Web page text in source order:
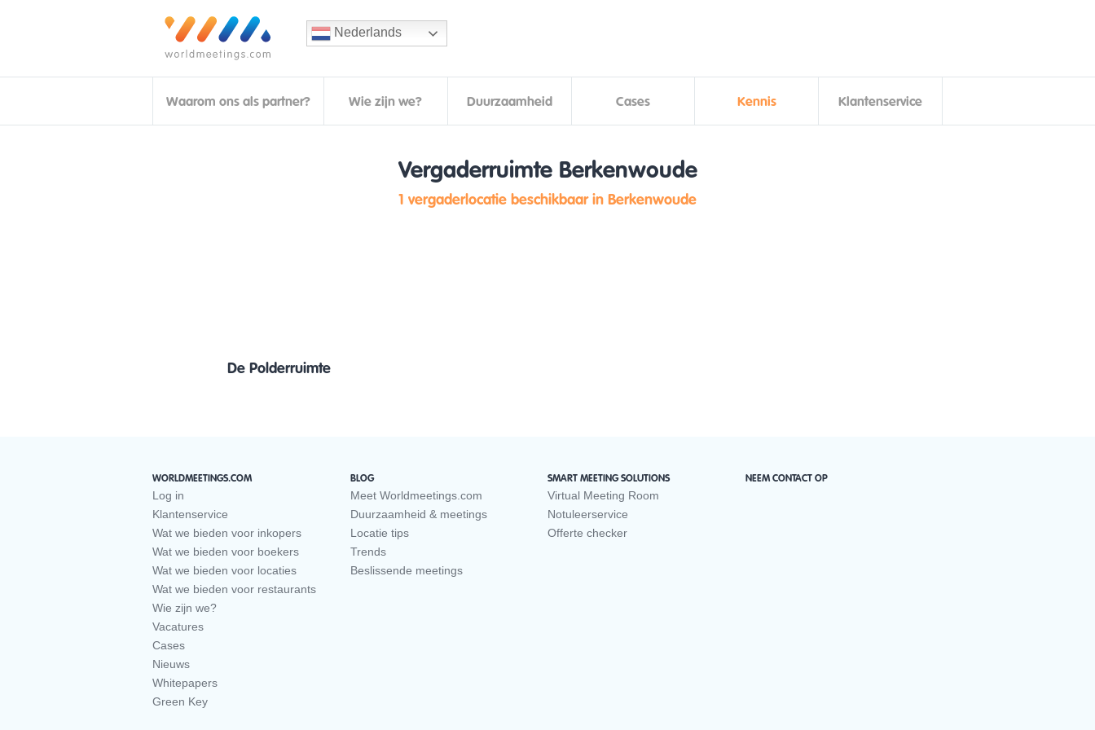
Nederlands
Waarom ons als partner? Wie zijn we? Duurzaamheid Cases Kennis Klantenservice
Vergaderruimte Berkenwoude
1 vergaderlocatie beschikbaar in Berkenwoude
De Polderruimte
WORLDMEETINGS.COM
Log in
Klantenservice
Wat we bieden voor inkopers
Wat we bieden voor boekers
Wat we bieden voor locaties
Wat we bieden voor restaurants
Wie zijn we?
Vacatures
Cases
Nieuws
Whitepapers
Green Key
BLOG
Meet Worldmeetings.com
Duurzaamheid & meetings
Locatie tips
Trends
Beslissende meetings
SMART MEETING SOLUTIONS
Virtual Meeting Room
Notuleerservice
Offerte checker
NEEM CONTACT OP